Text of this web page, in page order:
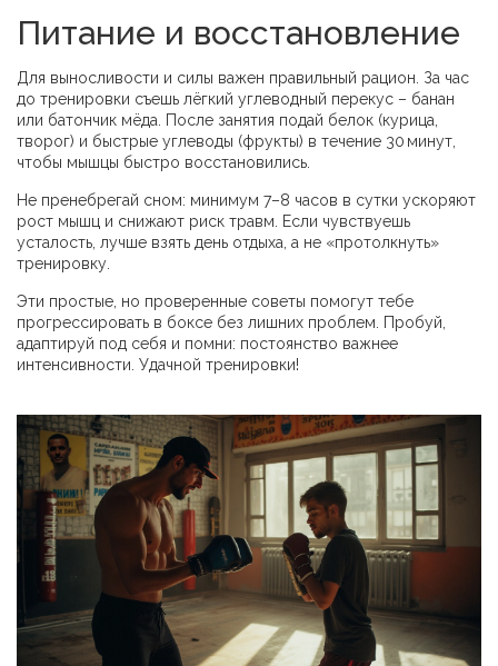
Питание и восстановление
Для выносливости и силы важен правильный рацион. За час
до тренировки съешь лёгкий углеводный перекус – банан
или батончик мёда. После занятия подай белок (курица,
творог) и быстрые углеводы (фрукты) в течение 30 минут,
чтобы мышцы быстро восстановились.
Не пренебрегай сном: минимум 7–8 часов в сутки ускоряют
рост мышц и снижают риск травм. Если чувствуешь
усталость, лучше взять день отдыха, а не «протолкнуть»
тренировку.
Эти простые, но проверенные советы помогут тебе
прогрессировать в боксе без лишних проблем. Пробуй,
адаптируй под себя и помни: постоянство важнее
интенсивности. Удачной тренировки!